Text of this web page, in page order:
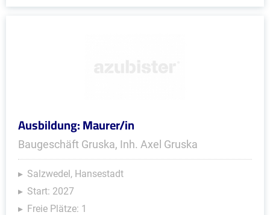
Ausbildung: Maurer/in
Baugeschäft Gruska, Inh. Axel Gruska
Salzwedel, Hansestadt
Start: 2027
Freie Plätze: 1